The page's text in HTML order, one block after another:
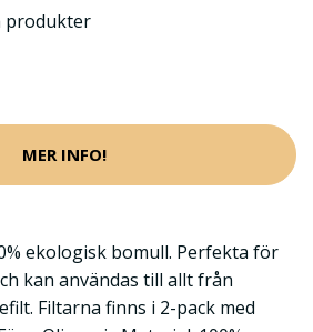
produkter
MER INFO!
ekologisk bomull. Perfekta för
kan användas till allt från
Filtarna finns i 2-pack med